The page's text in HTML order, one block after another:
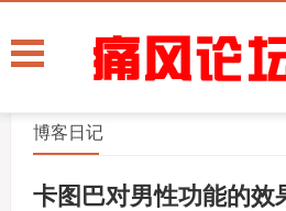
博客日记
卡图巴对男性功能的效